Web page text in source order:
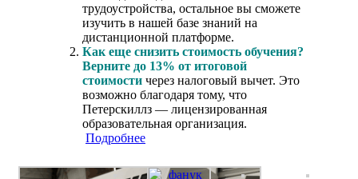
трудоустройства, остальное вы сможете
изучить в нашей базе знаний на
дистанционной платформе.
Как еще снизить стоимость обучения?
Верните до 13% от итоговой
стоимости через налоговый вычет. Это
возможно благодаря тому, что
Петерскиллз — лицензированная
образовательная организация.
Подробнее